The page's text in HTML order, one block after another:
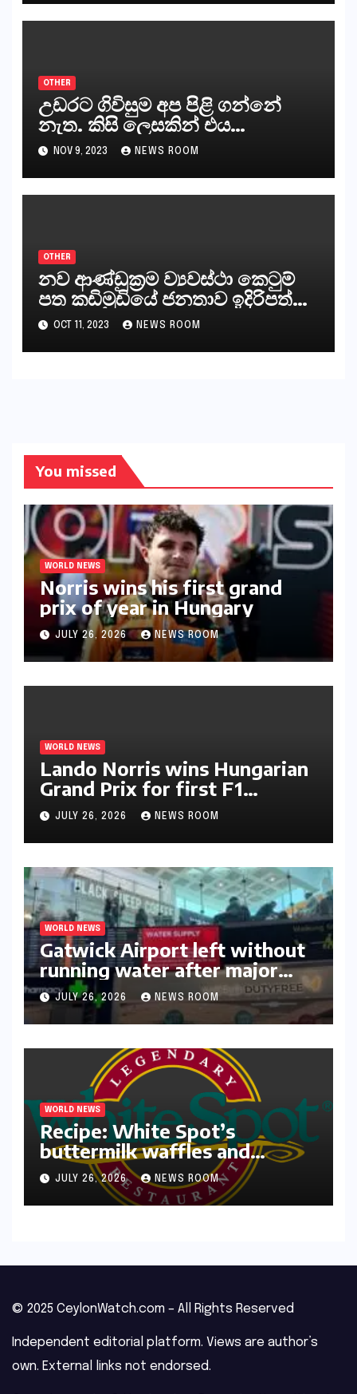
නියෝජිතයින්
OTHER
උඩරට ගිවිසුම අප පිළි ගන්නේ
නැත. කිසි ලෙසකින් එය
නීත්‍යානුකූල ලියවිල්ලක් නො වේ.
සිංහල ප්‍රතිපත්ති කේන්ද්‍රයෙන්
ජනාධිපති දැන් වූ ලිපියෙන්
NOV 9, 2023 NEWS ROOM
OTHER
නව ආණ්ඩුක්‍රම ව්‍යවස්ථා කෙටුම්
පත කඩිමුඩියේ ජනතාව ඉදිරිපත්
කරන්නේ?
OCT 11, 2023 NEWS ROOM
You missed
WORLD NEWS
Norris wins his first grand
prix of year in Hungary​​
JULY 26, 2026 NEWS ROOM
WORLD NEWS
Lando Norris wins Hungarian
Grand Prix for first F1
triumph in 2026​​
JULY 26, 2026 NEWS ROOM
WORLD NEWS
Gatwick Airport left without
running water after major
outage​​
JULY 26, 2026 NEWS ROOM
WORLD NEWS
Recipe: White Spot’s
buttermilk waffles and
blueberry compote​Amy Judd​
JULY 26, 2026 NEWS ROOM
© 2025 CeylonWatch.com – All Rights Reserved
Independent editorial platform. Views are author’s
own. External links not endorsed.